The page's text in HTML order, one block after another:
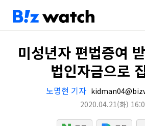
미성년자 편법증여
법인자금으로
노명현 기자
2020.04.21(화)